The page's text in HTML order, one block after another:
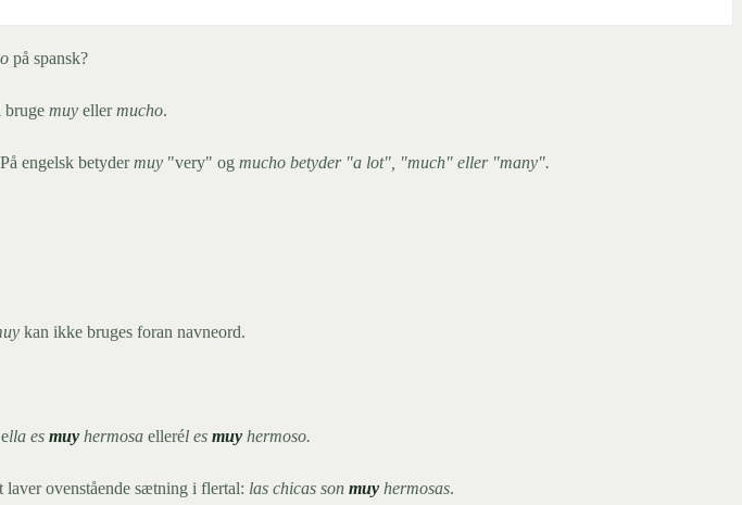
på spansk?
bruge muy ellermucho.
engelsk betydermuy "very" og mucho betyder "a lot", "much" eller "many".
kan ikke bruges foran navneord.
lla es muy hermosa ellerél es muy hermoso.
laver ovenstående sætning i flertal: las chicas son muy hermosas.